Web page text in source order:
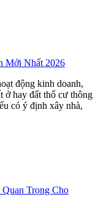
Mới Nhất 2026
động kinh doanh,
ở hay đất thổ cư thông
có ý định xây nhà,
Trọng Cho